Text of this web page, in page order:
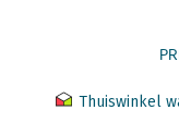
Thuiswinkel